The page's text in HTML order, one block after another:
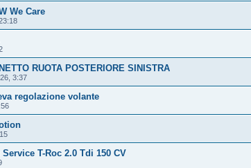
We Care
RUOTA POSTERIORE SINISTRA
3:37
regolazione volante
T-Roc 2.0 Tdi 150 CV